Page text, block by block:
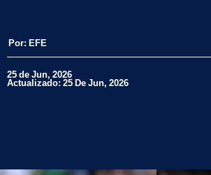
Por: EFE
25 de Jun, 2026
Actualizado: 25 De Jun, 2026